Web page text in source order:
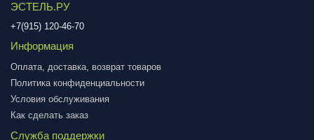
ЭСТЕЛЬ.РУ
+7(915) 120-46-70
Информация
Оплата, доставка, возврат товаров
Политика конфиденциальности
Условия обслуживания
Как сделать заказ
Служба поддержки